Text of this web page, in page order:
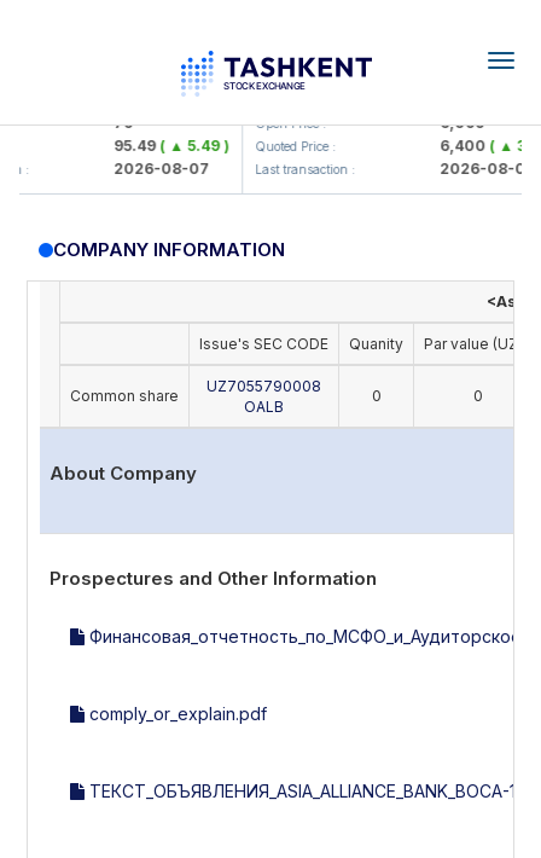
79
95.49( ▲ 5.49 )
2026-08-07
UZMK (<O'zmetkombinat> AJ)
Open Price : 6,099
Quoted Price : 6,400( ▲
Last transaction : 2026-08-07
COMPANY INFORMATION
<Asia
Issue's SEC CODE Quanity Par value (UZS)
Common share
UZ7055790008
OALB
0 0
About Company
Prospectures and Other Information
comply_or_explain.pdf
ТЕКСТ_ОБЪЯВЛЕНИЯ_ASIA_ALLIANCE_BANK_ВОСА-1-